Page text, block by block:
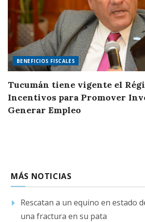
BENEFICIOS FISCALES
Tucumán tiene vigente el
Incentivos para Promover
Generar Empleo
MÁS NOTICIAS
Rescatan a un equino en estado
una fractura en su pata